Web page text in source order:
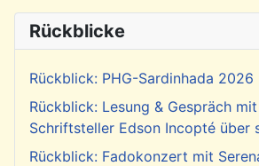
Rückblicke
Rückblick: PHG-Sardinhada 2026
Rückblick: Lesung & Gespräch
Schriftsteller Edson Incopté über
Rückblick: Fadokonzert mit